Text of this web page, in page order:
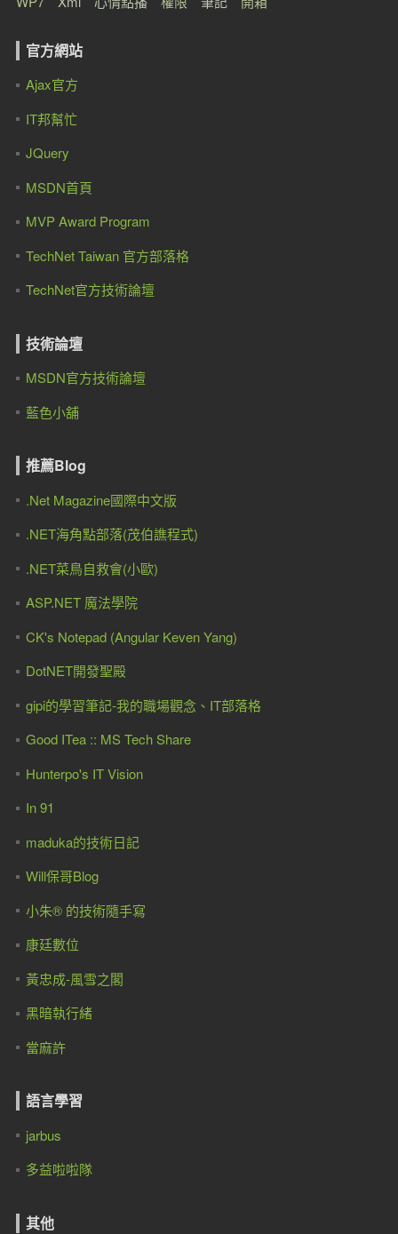
官方網站
Ajax官方
IT邦幫忙
JQuery
MSDN首頁
MVP Award Program
TechNet Taiwan 官方部落格
TechNet官方技術論壇
技術論壇
MSDN官方技術論壇
藍色小舖
推薦Blog
.Net Magazine國際中文版
.NET海角點部落(茂伯譙程式)
.NET菜鳥自救會(小歐)
ASP.NET 魔法學院
CK's Notepad (Angular Keven Yang)
DotNET開發聖殿
gipi的學習筆記-我的職場觀念、IT部落格
Good ITea :: MS Tech Share
Hunterpo's IT Vision
In 91
maduka的技術日記
Will保哥Blog
小朱® 的技術隨手寫
康廷數位
黃忠成-風雪之閣
黑暗執行緒
當麻許
語言學習
jarbus
多益啦啦隊
其他